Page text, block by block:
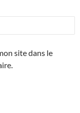
site dans le